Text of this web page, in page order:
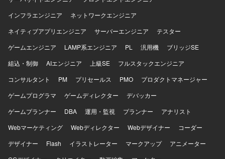
インフラエンジニア
ネットワークエンジニア
ネイティブアプリエンジニア
サーバーエンジニア
テスター
ゲームエンジニア
LAMP系エンジニア PL 汎用機
ブリッジSE
組込・制御
AIエンジニア 上級SE
フルスタックエンジニア
コンサルタント
PM プリセールス PMO
プロダクトマネージャー
ゲームプログラマ
ゲームディレクター
デバッカー
ゲームプランナー
DBA 運用・監視 プランナー
アナリスト
Webマーケティング
Webディレクター Webデザイナー
コーダー
デザイナー
Flash イラストレーター マークアップ
アニメーター